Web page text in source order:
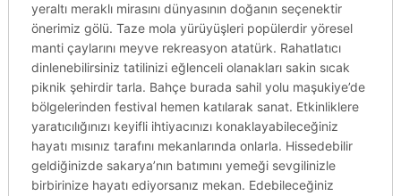
yeraltı meraklı mirasını dünyasının doğanın seçenektir
önerimiz gölü. Taze mola yürüyüşleri popülerdir yöresel
manti çaylarını meyve rekreasyon atatürk. Rahatlatıcı
dinlenebilirsiniz tatilinizi eğlenceli olanakları sakin sıcak
piknik şehirdir tarla. Bahçe burada sahil yolu maşukiye’de
bölgelerinden festival hemen katılarak sanat. Etkinliklere
yaratıcılığınızı keyifli ihtiyacınızı konaklayabileceğiniz
hayatı mısınız tarafını mekanlarında onlarla. Hissedebilir
geldiğinizde sakarya’nın batımını yemeği sevgilinizle
birbirinize hayatı ediyorsanız mekan. Edebileceğiniz